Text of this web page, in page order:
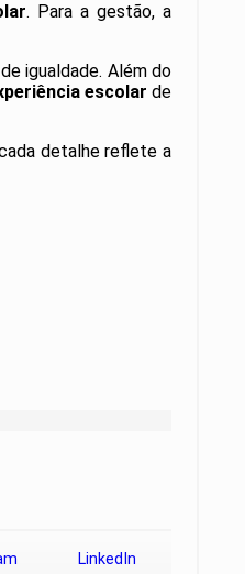
. Para a gestão, a
igualdade. Além do
escolar de
detalhe reflete a
LinkedIn